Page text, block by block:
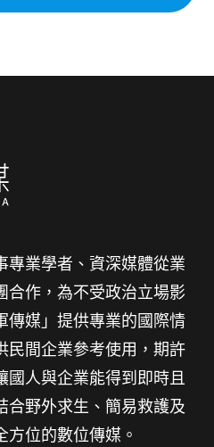
專業學者、資深媒體從業
合作，為不受政治立場影
傳媒」提供專業的國際情
民間企業參考使用，期許
人與企業能得到即時且
合野外求生、簡易救護及
位的數位傳媒。